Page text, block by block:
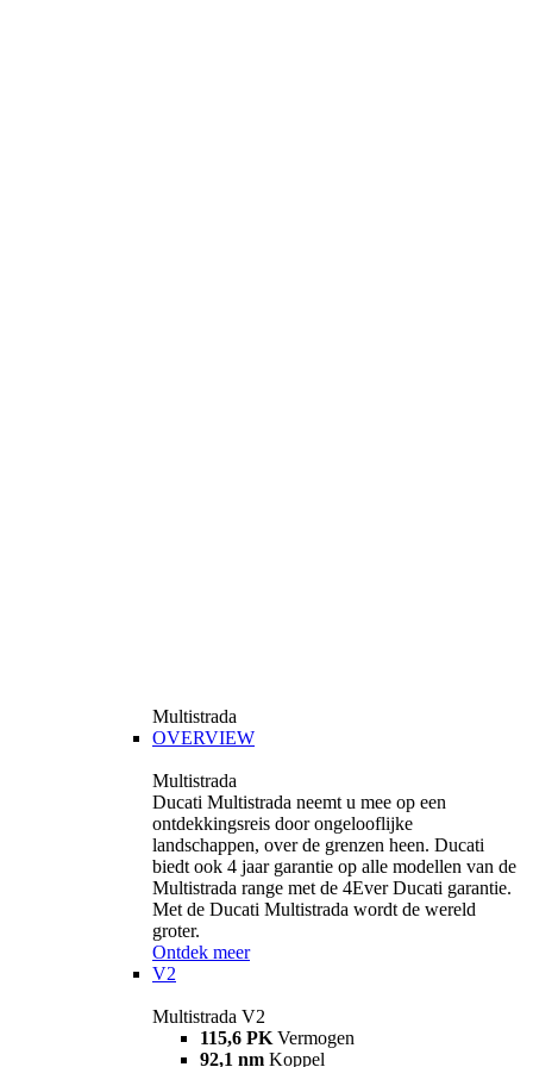
Multistrada
OVERVIEW
Multistrada
Ducati Multistrada neemt u mee op een
ontdekkingsreis door ongelooflijke
landschappen, over de grenzen heen. Ducati
biedt ook 4 jaar garantie op alle modellen van de
Multistrada range met de 4Ever Ducati garantie.
Met de Ducati Multistrada wordt de wereld
groter.
Ontdek meer
V2
Multistrada V2
115,6 PK Vermogen
92,1 nm Koppel